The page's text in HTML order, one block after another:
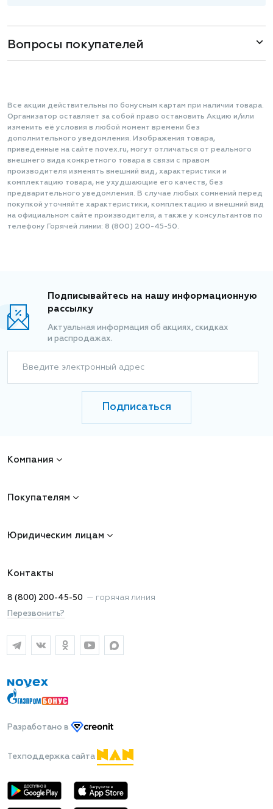
Вопросы покупателей
Все акции действительны по бонусным картам при наличии товара.
Организатор оставляет за собой право остановить Акцию и/или
изменить её условия в любой момент времени без
дополнительного уведомления. Изображения товара,
приведенные на сайте novex.ru, могут отличаться от реального
внешнего вида конкретного товара в связи с правом
производителя изменять внешний вид, характеристики и
комплектацию товара, не ухудшающие его качеств, без
предварительного уведомления. В случае любых сомнений перед
покупкой уточняйте характеристики, комплектацию и внешний вид
на официальном сайте производителя, а также у консультантов по
телефону Горячей линии: 8 (800) 200-45-50.
Подписывайтесь на нашу информационную
рассылку
Актуальная информация об акциях, скидках
и распродажах.
Введите электронный адрес
Подписаться
Компания
Покупателям
Юридическим лицам
Контакты
8 (800) 200-45-50 — горячая линия
Перезвонить?
Разработано в
Техподдержка сайта